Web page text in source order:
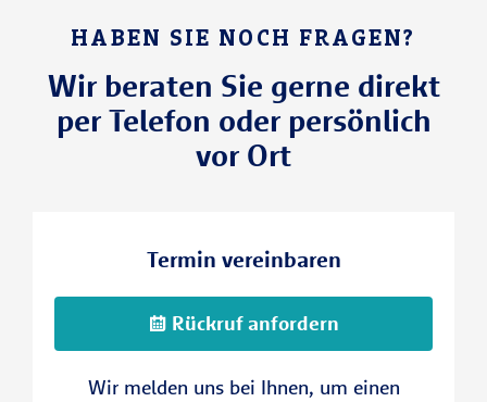
HABEN SIE NOCH FRAGEN?
Wir beraten Sie gerne direkt
per Telefon oder persönlich
vor Ort
Termin vereinbaren
Rückruf anfordern
Wir melden uns bei Ihnen, um einen